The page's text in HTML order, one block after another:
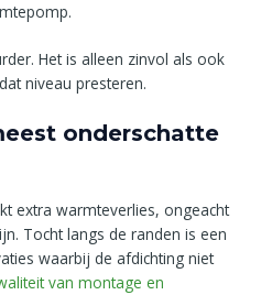
Het is alleen zinvol als ook
niveau presteren.
onderschatte
extra warmteverlies, ongeacht
Tocht langs de randen is een
waarbij de afdichting niet
van montage en